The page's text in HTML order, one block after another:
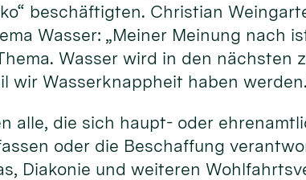
beschäftigten. Christian
Wasser: „Meiner Meinung nach
Wasser wird in den nächsten
wir Wasserknappheit haben
alle, die sich haupt- oder
oder die Beschaffung
Diakonie und weiteren